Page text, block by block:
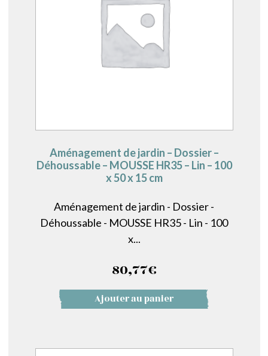
Aménagement de jardin – Dossier –
Déhoussable – MOUSSE HR35 – Lin – 100
x 50 x 15 cm
Aménagement de jardin - Dossier -
Déhoussable - MOUSSE HR35 - Lin - 100
x...
80,77€
Ajouter au panier